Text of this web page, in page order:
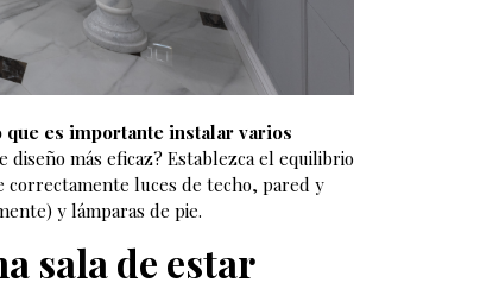
es importante instalar varios
diseño más eficaz? Establezca el equilibrio
correctamente luces de techo, pared y
y lámparas de pie.
sala de estar